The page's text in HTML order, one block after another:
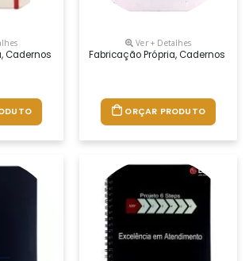
Cadernos Personalizados Do Seu Jeito.tamanhos
Ver + Detalhes
Fabricação Própria, Cadernos
ORÇAR PRODUTO